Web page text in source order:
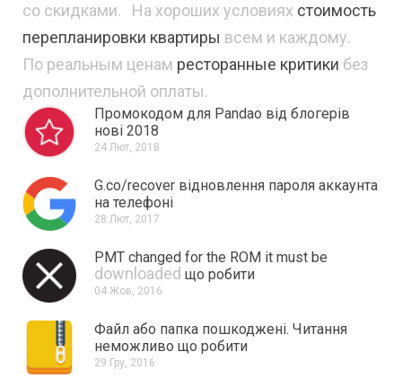
со скидками. На хороших условиях стоимость
перепланировки квартиры всем и каждому.
По реальным ценам ресторанные критики без
дополнительной оплаты.
Промокодом для Pandao від блогерів
нові 2018
24 Лют, 2018
G.co/recover відновлення пароля аккаунта
на телефоні
28 Лют, 2017
PMT changed for the ROM it must be
downloaded що робити
04 Жов, 2016
Файл або папка пошкоджені. Читання
неможливо що робити
29 Гру, 2016